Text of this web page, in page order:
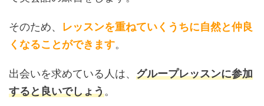
そのため、 レッスンを重ねていくうちに自然と仲良
くなることができます。
出会いを求めている人は、 グループレッスンに参加
すると良いでしょう。